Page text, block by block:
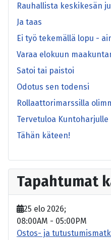
Rauhallista keskikesän
Ja taas
Ei työ tekemällä lopu -
Varaa elokuun
Satoi tai paistoi
Odotus sen todensi
Rollaattorimarssilla
Tervetuloa Kuntoharjulle
Tähän käteen!
Tapahtumat
25 elo 2026;
08:00AM - 05:00PM
Ostos- ja